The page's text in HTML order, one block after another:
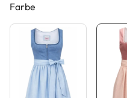
Farbe